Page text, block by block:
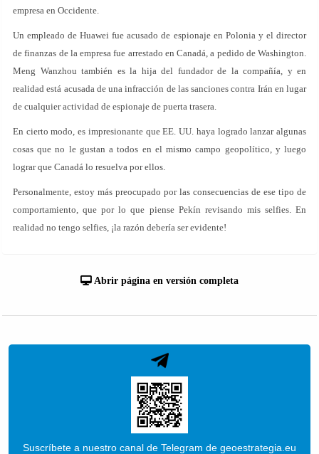
empresa en Occidente.
Un empleado de Huawei fue acusado de espionaje en Polonia y el director
de finanzas de la empresa fue arrestado en Canadá, a pedido de Washington.
Meng Wanzhou también es la hija del fundador de la compañía, y en
realidad está acusada de una infracción de las sanciones contra Irán en lugar
de cualquier actividad de espionaje de puerta trasera.
En cierto modo, es impresionante que EE. UU. haya logrado lanzar algunas
cosas que no le gustan a todos en el mismo campo geopolítico, y luego
lograr que Canadá lo resuelva por ellos.
Personalmente, estoy más preocupado por las consecuencias de ese tipo de
comportamiento, que por lo que piense Pekín revisando mis selfies. En
realidad no tengo selfies, ¡la razón debería ser evidente!
Abrir página en versión completa
Suscríbete a nuestro canal de Telegram de geoestrategia.eu